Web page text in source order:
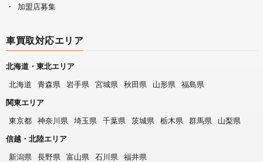
加盟店募集
車買取対応エリア
北海道・東北エリア
北海道
青森県 岩手県 宮城県 秋田県 山形県
福島県
関東エリア
東京都
神奈川県 埼玉県 千葉県 茨城県 栃木県 群馬県
山梨県
信越・北陸エリア
新潟県
長野県 富山県 石川県
福井県